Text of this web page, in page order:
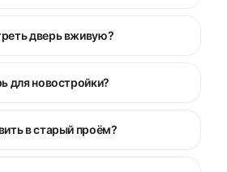
дверь вживую?
для новостройки?
в старый проём?